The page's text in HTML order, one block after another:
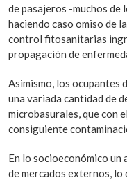
de pasajeros -muchos de
haciendo caso omiso de
control fitosanitarias
propagación de
Asimismo, los ocupantes
una variada cantidad de
microbasurales, que con
consiguiente
En lo socioeconómico un
de mercados externos,